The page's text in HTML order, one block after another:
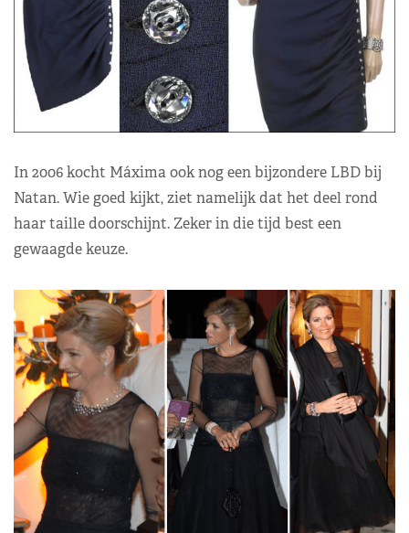
In 2006 kocht Máxima ook nog een bijzondere LBD bij
Natan. Wie goed kijkt, ziet namelijk dat het deel rond
haar taille doorschijnt. Zeker in die tijd best een
gewaagde keuze.